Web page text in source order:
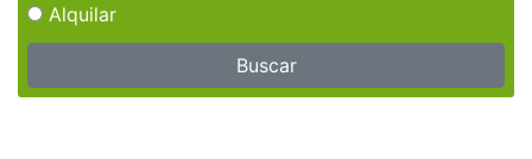
Alquilar
Buscar